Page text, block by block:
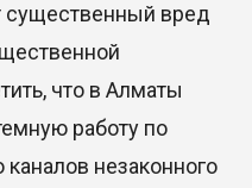
существенный вред
что в Алматы
работу по
незаконного